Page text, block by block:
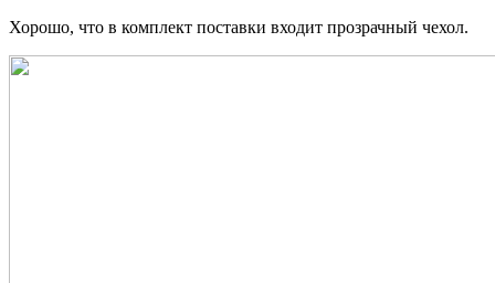
Хорошо, что в комплект поставки входит прозрачный чехол.